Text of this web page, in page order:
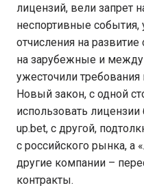
лицензий, вели запрет
неспортивные
отчисления на развитие
на зарубежные и
ужесточили требования
Новый закон, с одной
использовать
up.bet, с другой,
с российского рынка, а
другие компании –
контракты.